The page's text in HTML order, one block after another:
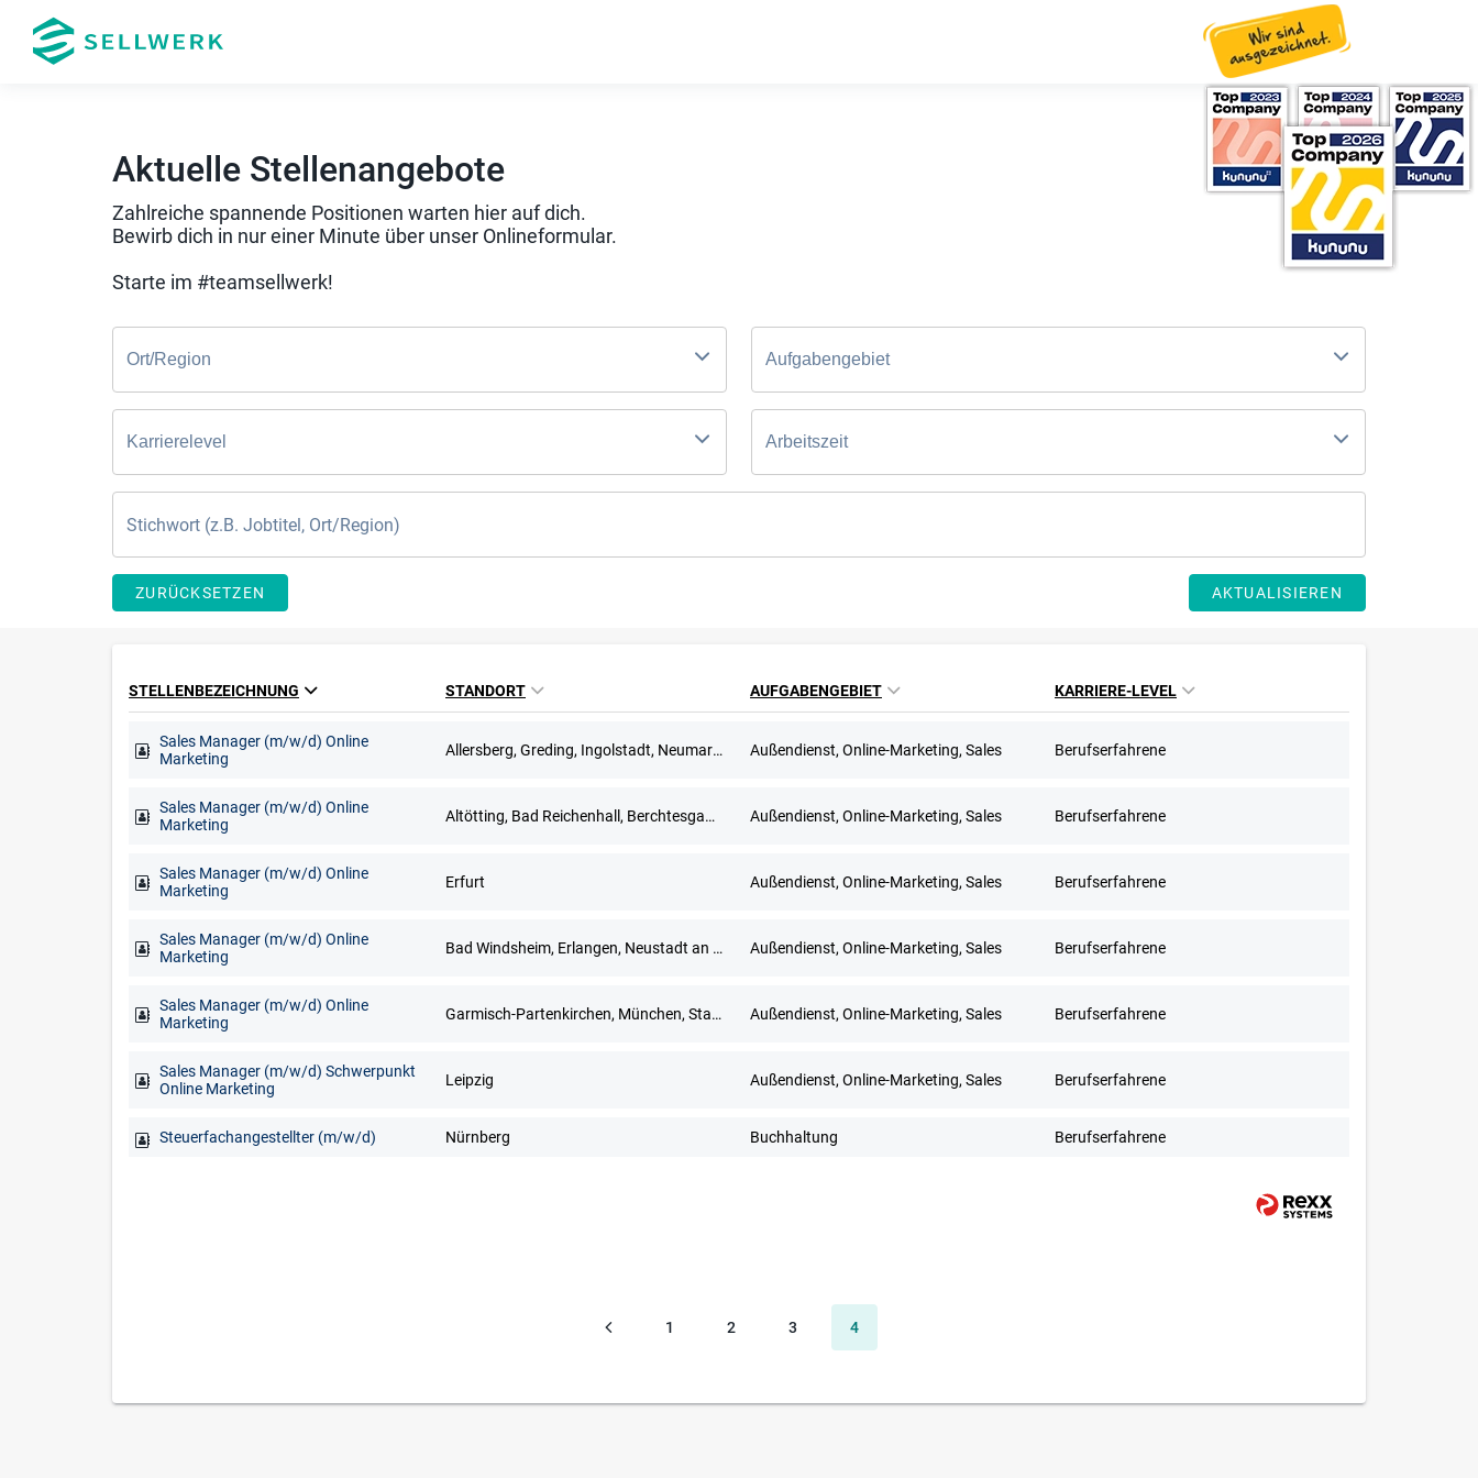
Aktuelle Stellenangebote
Zahlreiche spannende Positionen warten hier auf dich.
Bewirb dich in nur einer Minute über unser Onlineformular.
Starte im #teamsellwerk!
Ort/Region Aufgabengebiet
Karrierelevel Arbeitszeit
ZURÜCKSETZEN AKTUALISIEREN
STELLENBEZEICHNUNG STANDORT AUFGABENGEBIET KARRIERE-LEVEL
Sales Manager (m/w/d) Online
Marketing
Allersberg, Greding, Ingolstadt, Neumarkt in der Oberpfalz, Nürnberg, Roth Außendienst, Online-Marketing, Sales Berufserfahrene
Sales Manager (m/w/d) Online
Marketing
Altötting, Bad Reichenhall, Berchtesgaden, Freilassing, Grassau, Inzell, Mühldorf am Inn, Prien am Chiemsee, Ruhpolding, Traunstein Außendienst, Online-Marketing, Sales Berufserfahrene
Sales Manager (m/w/d) Online
Marketing
Erfurt Außendienst, Online-Marketing, Sales Berufserfahrene
Sales Manager (m/w/d) Online
Marketing
Bad Windsheim, Erlangen, Neustadt an der Aisch, Nürnberg, Uffenheim Außendienst, Online-Marketing, Sales Berufserfahrene
Sales Manager (m/w/d) Online
Marketing
Garmisch-Partenkirchen, München, Starnberg, Weilheim in Oberbayern Außendienst, Online-Marketing, Sales Berufserfahrene
Sales Manager (m/w/d) Schwerpunkt
Online Marketing
Leipzig Außendienst, Online-Marketing, Sales Berufserfahrene
Steuerfachangestellter (m/w/d) Nürnberg Buchhaltung Berufserfahrene
1 2 3 4